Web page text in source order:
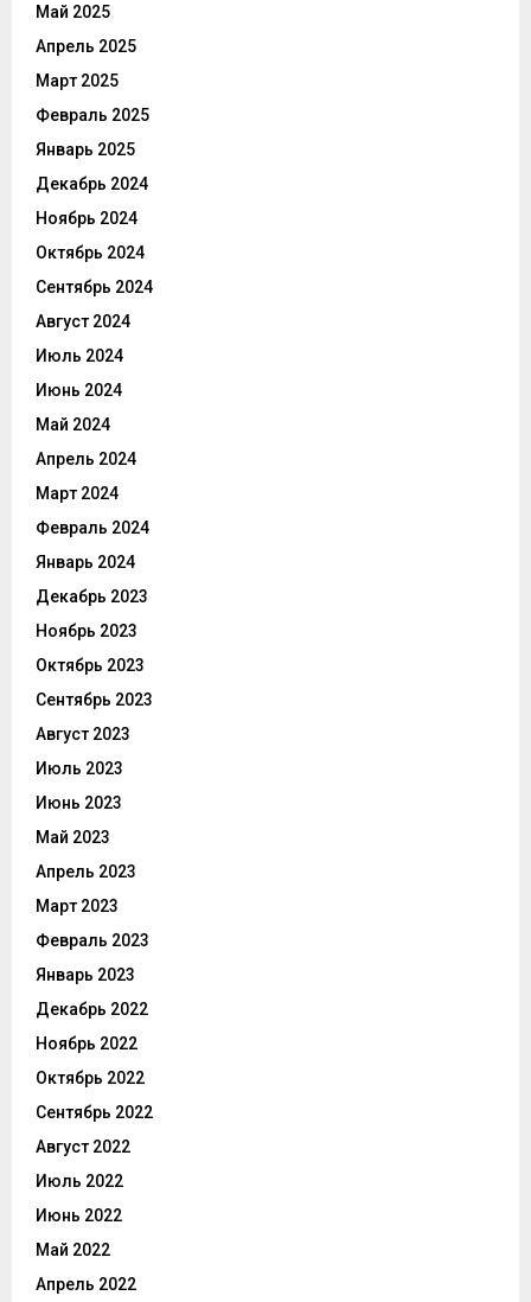
Май 2025
Апрель 2025
Март 2025
Февраль 2025
Январь 2025
Декабрь 2024
Ноябрь 2024
Октябрь 2024
Сентябрь 2024
Август 2024
Июль 2024
Июнь 2024
Май 2024
Апрель 2024
Март 2024
Февраль 2024
Январь 2024
Декабрь 2023
Ноябрь 2023
Октябрь 2023
Сентябрь 2023
Август 2023
Июль 2023
Июнь 2023
Май 2023
Апрель 2023
Март 2023
Февраль 2023
Январь 2023
Декабрь 2022
Ноябрь 2022
Октябрь 2022
Сентябрь 2022
Август 2022
Июль 2022
Июнь 2022
Май 2022
Апрель 2022